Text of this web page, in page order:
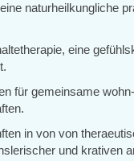
naturheilkungliche
eine
für gemeinsame
in von von
und krativen